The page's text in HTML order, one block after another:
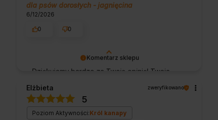
Komentarz sklepu
Dziękujemy bardzo za Twoją opinię! Twoja
wiemy, że jesteśmy na właściwym torze :) Z
pozdrowieniami, obsługa sklepu.
dla psów dorosłych - jagnięcina
6/12/2026
0
0
Elżbieta zweryfikowano
5
Poziom Aktywności:Król kanapy